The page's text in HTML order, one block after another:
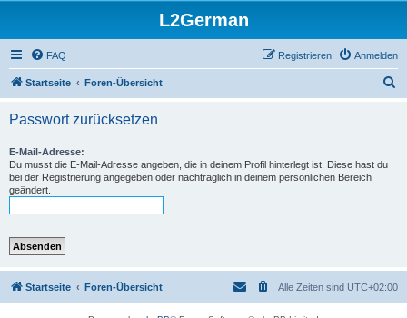
L2German
FAQ Anmelden
Registrieren
Startseite Foren-Übersicht
Passwort zurücksetzen
E-Mail-Adresse:
Du musst die E-Mail-Adresse angeben, die in deinem Profil hinterlegt ist. Diese hast du
bei der Registrierung angegeben oder nachträglich in deinem persönlichen Bereich
geändert.
Startseite Foren-Übersicht Alle Zeiten sind UTC+02:00